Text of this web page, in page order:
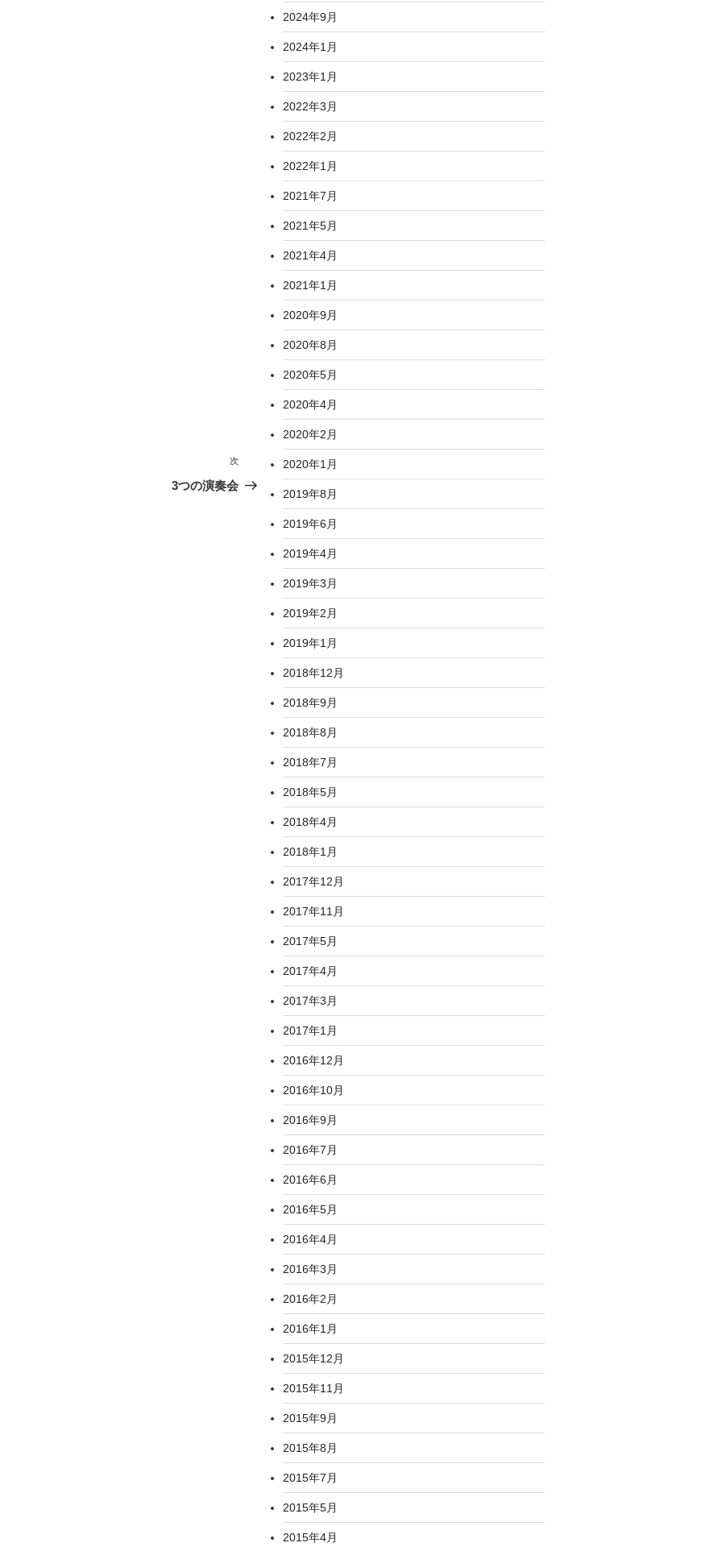
の
次
3つの演奏会
2024年9月
2024年1月
2023年1月
2022年3月
2022年2月
2022年1月
2021年7月
2021年5月
2021年4月
2021年1月
2020年9月
2020年8月
2020年5月
2020年4月
2020年2月
2020年1月
2019年8月
2019年6月
2019年4月
2019年3月
2019年2月
2019年1月
2018年12月
2018年9月
2018年8月
2018年7月
2018年5月
2018年4月
2018年1月
2017年12月
2017年11月
2017年5月
2017年4月
2017年3月
2017年1月
2016年12月
2016年10月
2016年9月
2016年7月
2016年6月
2016年5月
2016年4月
2016年3月
2016年2月
2016年1月
2015年12月
2015年11月
2015年9月
2015年8月
2015年7月
2015年5月
2015年4月